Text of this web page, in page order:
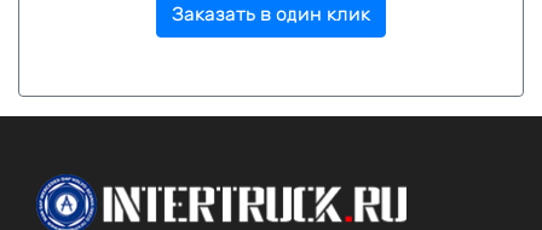
Заказать в один клик